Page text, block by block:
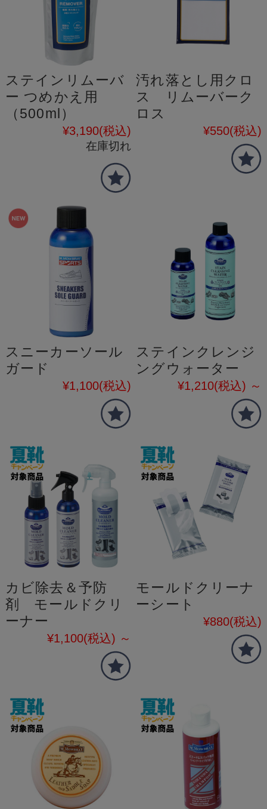
ステインリムーバ
ー つめかえ用
（500ml）
¥3,190(税込)
在庫切れ
汚れ落とし用クロ
ス リムーバーク
ロス
¥550(税込)
スニーカーソール
ガード
¥1,100(税込)
ステインクレンジ
ングウォーター
¥1,210(税込) ～
カビ除去＆予防
剤 モールドクリ
ーナー
¥1,100(税込) ～
モールドクリーナ
ーシート
¥880(税込)